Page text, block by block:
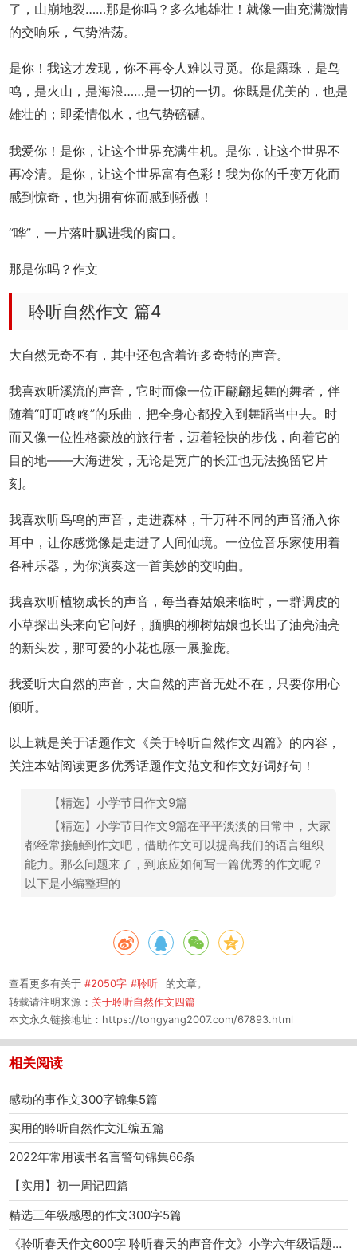
了，山崩地裂……那是你吗？多么地雄壮！就像一曲充满激情
的交响乐，气势浩荡。
是你！我这才发现，你不再令人难以寻觅。你是露珠，是鸟
鸣，是火山，是海浪……是一切的一切。你既是优美的，也是
雄壮的；即柔情似水，也气势磅礴。
我爱你！是你，让这个世界充满生机。是你，让这个世界不
再冷清。是你，让这个世界富有色彩！我为你的千变万化而
感到惊奇，也为拥有你而感到骄傲！
“哗”，一片落叶飘进我的窗口。
那是你吗？作文
聆听自然作文 篇4
大自然无奇不有，其中还包含着许多奇特的声音。
我喜欢听溪流的声音，它时而像一位正翩翩起舞的舞者，伴
随着“叮叮咚咚”的乐曲，把全身心都投入到舞蹈当中去。时
而又像一位性格豪放的旅行者，迈着轻快的步伐，向着它的
目的地——大海进发，无论是宽广的长江也无法挽留它片
刻。
我喜欢听鸟鸣的声音，走进森林，千万种不同的声音涌入你
耳中，让你感觉像是走进了人间仙境。一位位音乐家使用着
各种乐器，为你演奏这一首美妙的交响曲。
我喜欢听植物成长的声音，每当春姑娘来临时，一群调皮的
小草探出头来向它问好，腼腆的柳树姑娘也长出了油亮油亮
的新头发，那可爱的小花也愿一展脸庞。
我爱听大自然的声音，大自然的声音无处不在，只要你用心
倾听。
以上就是关于话题作文《关于聆听自然作文四篇》的内容，
关注本站阅读更多优秀话题作文范文和作文好词好句！
【精选】小学节日作文9篇
【精选】小学节日作文9篇在平平淡淡的日常中，大家
都经常接触到作文吧，借助作文可以提高我们的语言组织
能力。那么问题来了，到底应如何写一篇优秀的作文呢？
以下是小编整理的
查看更多有关于 #2050字 #聆听
的文章。
转载请注明来源： 关于聆听自然作文四篇
本文永久链接地址： https://tongyang2007.com/67893.html
相关阅读
感动的事作文300字锦集5篇
实用的聆听自然作文汇编五篇
2022年常用读书名言警句锦集66条
【实用】初一周记四篇
精选三年级感恩的作文300字5篇
《聆听春天作文600字 聆听春天的声音作文》小学六年级话题作文共1937字数